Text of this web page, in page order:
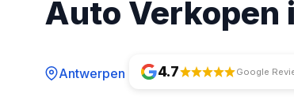
Auto Verkopen
Antwerpen 4.7 Google